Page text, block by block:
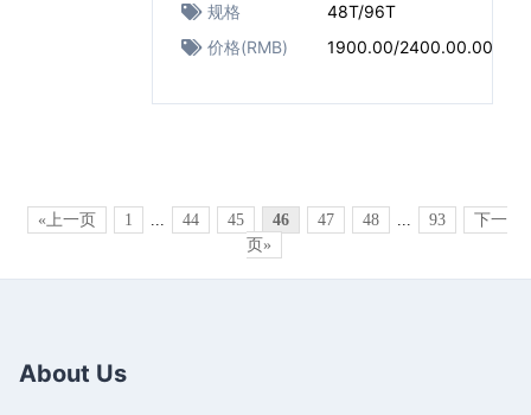
规格
48T/96T
价格(RMB)
1900.00/2400.00.00
«上一页 1 ... 44 45 46 47 48 ... 93
下一
页»
About Us